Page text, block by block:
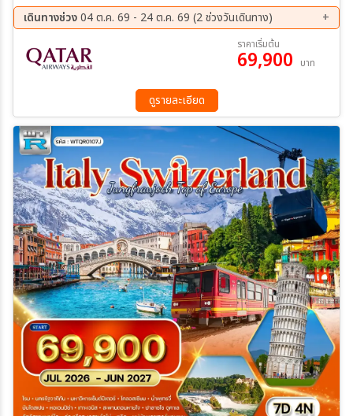
เตร้ - โคโม่ - ล่องเรือชมทะเลสาบโคโม่ - ซูริค - หมู่บ้านเลาเทอร์บรุนเนน
– นั่งรถไฟชมวิวพิชิตยอดเขาจุงเฟรา - ถ้ำน้ำแข็ง1,000 ปี - Eiger –
THE V-CABLEWAY - ชมเมืองอินเทอลาเคน - ซาฟเฮาส์เซ่น - น้ำตกไรน์
เดินทางช่วง04 ต.ค. 69 - 24 ต.ค. 69 (2 ช่วงวันเดินทาง)
18 ต.ค. 69 - 24 ต.ค. 69
ราคาเริ่มต้น
69,900 บาท
ดูรายละเอียด